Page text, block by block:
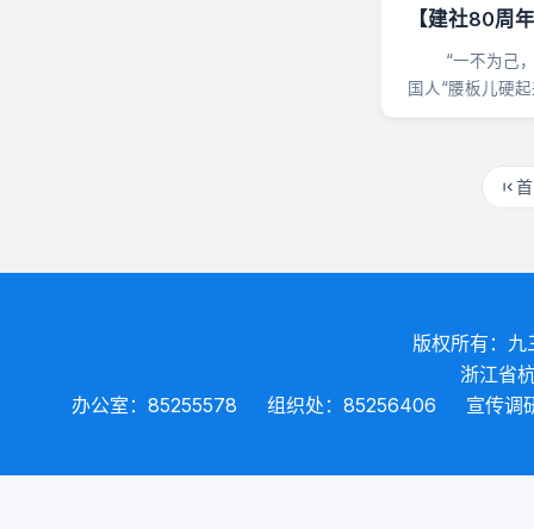
【建社80周
“一不为己，
国人“腰板儿硬
中......
版权所有：九
浙江省
办公室：85255578
组织处：85256406 宣传调